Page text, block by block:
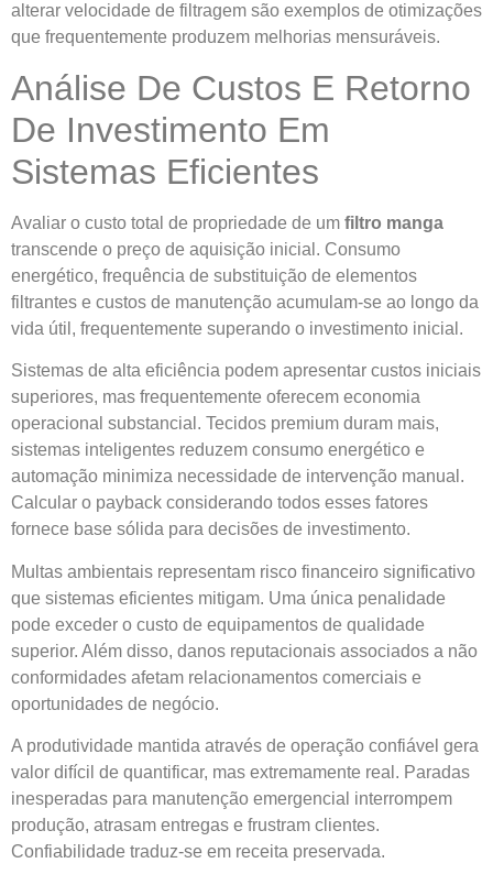
alterar velocidade de filtragem são exemplos de otimizações
que frequentemente produzem melhorias mensuráveis.
Análise De Custos E Retorno
De Investimento Em
Sistemas Eficientes
Avaliar o custo total de propriedade de um filtro manga
transcende o preço de aquisição inicial. Consumo
energético, frequência de substituição de elementos
filtrantes e custos de manutenção acumulam-se ao longo da
vida útil, frequentemente superando o investimento inicial.
Sistemas de alta eficiência podem apresentar custos iniciais
superiores, mas frequentemente oferecem economia
operacional substancial. Tecidos premium duram mais,
sistemas inteligentes reduzem consumo energético e
automação minimiza necessidade de intervenção manual.
Calcular o payback considerando todos esses fatores
fornece base sólida para decisões de investimento.
Multas ambientais representam risco financeiro significativo
que sistemas eficientes mitigam. Uma única penalidade
pode exceder o custo de equipamentos de qualidade
superior. Além disso, danos reputacionais associados a não
conformidades afetam relacionamentos comerciais e
oportunidades de negócio.
A produtividade mantida através de operação confiável gera
valor difícil de quantificar, mas extremamente real. Paradas
inesperadas para manutenção emergencial interrompem
produção, atrasam entregas e frustram clientes.
Confiabilidade traduz-se em receita preservada.